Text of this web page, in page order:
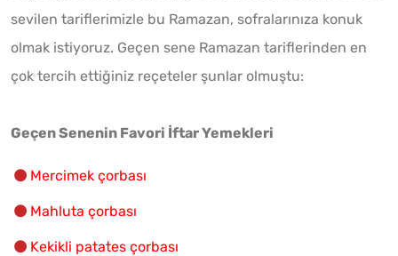
sevilen tariflerimizle bu Ramazan, sofralarınıza konuk
olmak istiyoruz. Geçen sene Ramazan tariflerinden en
çok tercih ettiğiniz reçeteler şunlar olmuştu:
Geçen Senenin Favori İftar Yemekleri
Mercimek çorbası
Mahluta çorbası
Kekikli patates çorbası